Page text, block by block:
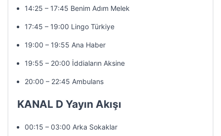
14:25 – 17:45 Benim Adım Melek
17:45 – 19:00 Lingo Türkiye
19:00 – 19:55 Ana Haber
19:55 – 20:00 İddiaların Aksine
20:00 – 22:45 Ambulans
KANAL D Yayın Akışı
00:15 – 03:00 Arka Sokaklar